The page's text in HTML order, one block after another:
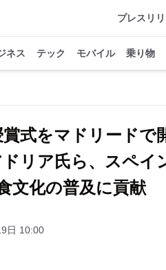
プレスリ
ネス テック モバイル 乗り物
賞式をマドリード
リア氏ら、スペイ
文化の普及に貢献
日 10:00